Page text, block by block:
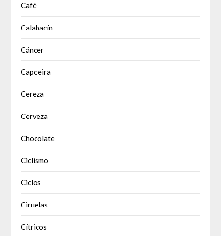
Café
Calabacín
Cáncer
Capoeira
Cereza
Cerveza
Chocolate
Ciclismo
Ciclos
Ciruelas
Cítricos